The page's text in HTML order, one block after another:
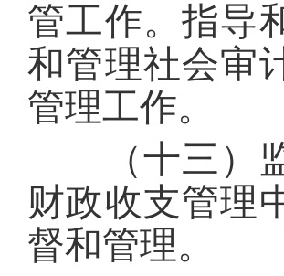
管工作。指导
和管理社会审
管理工作。
（十三）监
财政收支管理
督和管理。